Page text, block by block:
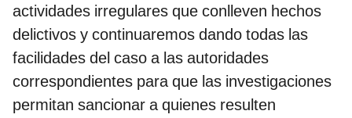
actividades irregulares que conlleven hechos
delictivos y continuaremos dando todas las
facilidades del caso a las autoridades
correspondientes para que las investigaciones
permitan sancionar a quienes resulten